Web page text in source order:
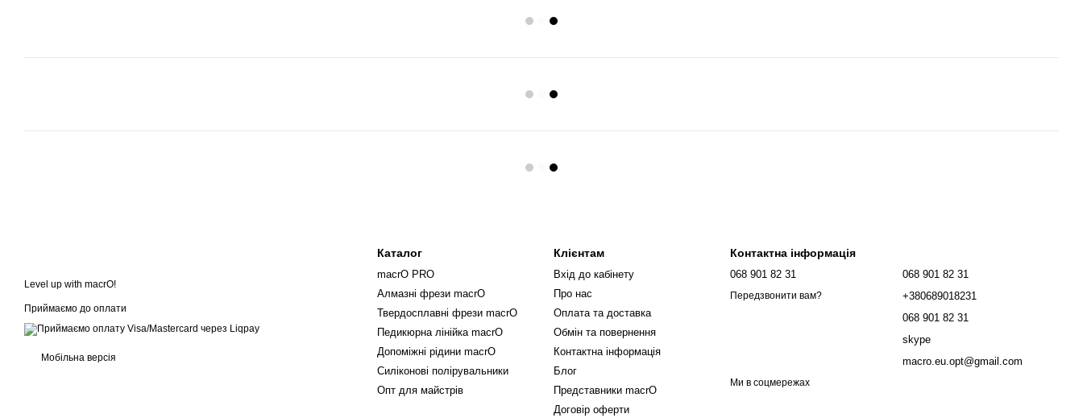
Level up with macrO!
Приймаємо до оплати
Мобільна версія
Каталог
macrO PRO
Алмазні фрези macrO
Твердосплавні фрези macrO
Педикюрна лінійка macrO
Допоміжні рідини macrO
Силіконові полірувальники
Опт для майстрів
Клієнтам
Вхід до кабінету
Про нас
Оплата та доставка
Обмін та повернення
Контактна інформація
Блог
Представники macrO
Договір оферти
Контактна інформація
068 901 82 31
Передзвонити вам?
068 901 82 31
+380689018231
068 901 82 31
skype
macro.eu.opt@gmail.com
Ми в соцмережах